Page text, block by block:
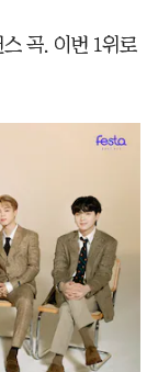
곡. 이번 1위로